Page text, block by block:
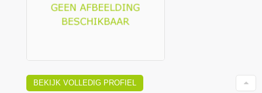
BEKIJK VOLLEDIG PROFIEL